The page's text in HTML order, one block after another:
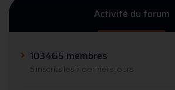
Activité du forum
103465 membres
5 inscrits les 7 derniers jours